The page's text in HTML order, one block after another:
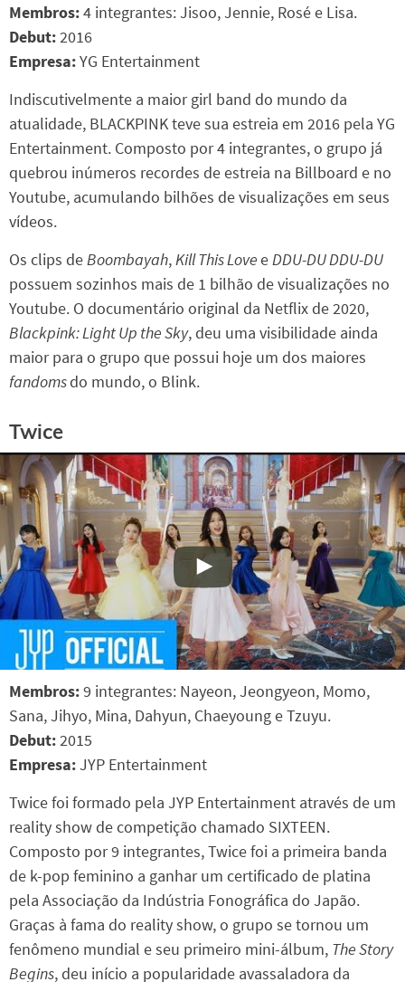
Membros:4 integrantes: Jisoo, Jennie, Rosé e Lisa.
Debut:2016
Empresa:YG Entertainment
Indiscutivelmente a maior girl band do mundo da
atualidade, BLACKPINK teve sua estreia em 2016 pela YG
Entertainment. Composto por 4 integrantes, o grupo já
quebrou inúmeros recordes de estreia na Billboard e no
Youtube, acumulando bilhões de visualizações em seus
vídeos.
Os clips deBoombayah,Kill This LoveeDDU-DU DDU-DU
possuem sozinhos mais de 1 bilhão de visualizações no
Youtube. O documentário original da Netflix de 2020,
Blackpink: Light Up the Sky, deu uma visibilidade ainda
maior para o grupo que possui hoje um dos maiores
fandomsdo mundo, o Blink.
Twice
Membros:9 integrantes: Nayeon, Jeongyeon, Momo,
Sana, Jihyo, Mina, Dahyun, Chaeyoung e Tzuyu.
Debut:2015
Empresa:JYP Entertainment
Twice foi formado pela JYP Entertainment através de um
reality show de competição chamado SIXTEEN.
Composto por 9 integrantes, Twice foi a primeira banda
de k-pop feminino a ganhar um certificado de platina
pela Associação da Indústria Fonográfica do Japão.
Graças à fama do reality show, o grupo se tornou um
fenômeno mundial e seu primeiro mini-álbum, The Story
Begins, deu início a popularidade avassaladora da